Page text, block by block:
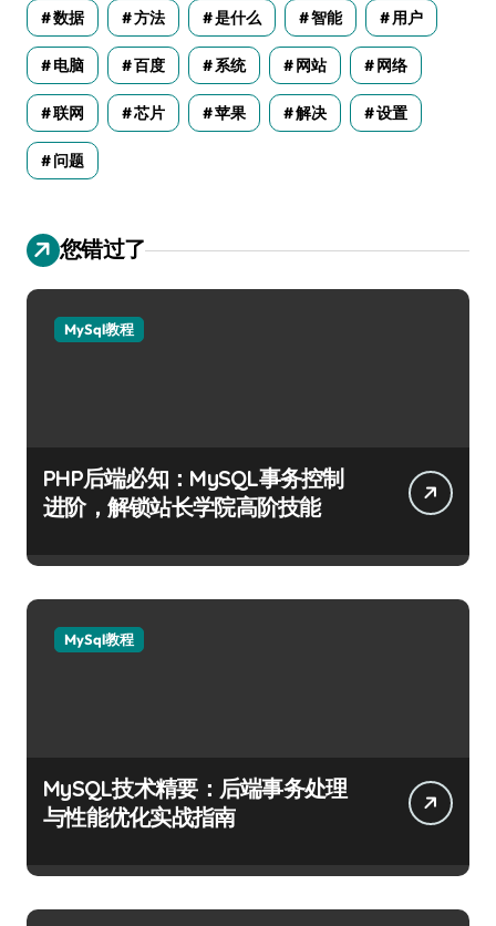
数据 方法 是什么 智能 用户
电脑 百度 系统 网站 网络
联网 芯片 苹果 解决 设置
问题
您错过了
MySql教程
PHP后端必知：MySQL事务控制
进阶，解锁站长学院高阶技能
MySql教程
MySQL技术精要：后端事务处理
与性能优化实战指南